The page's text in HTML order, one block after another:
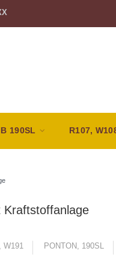
190SL R107,
Kraftstoffanlage
W191 PONTON, 190SL